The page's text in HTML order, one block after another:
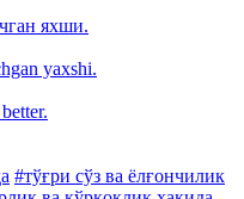
яхши.
yaxshi.
#тўғри сўз ва ёлғончилик